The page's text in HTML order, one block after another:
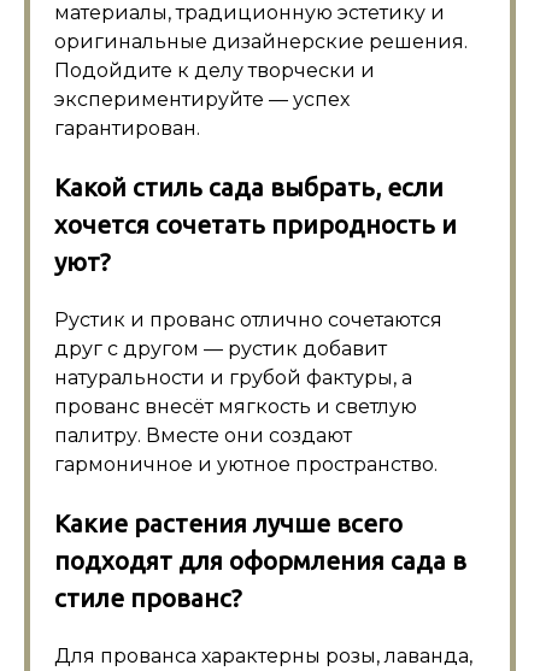
материалы, традиционную эстетику и
оригинальные дизайнерские решения.
Подойдите к делу творчески и
экспериментируйте — успех
гарантирован.
Какой стиль сада выбрать, если
хочется сочетать природность и
уют?
Рустик и прованс отлично сочетаются
друг с другом — рустик добавит
натуральности и грубой фактуры, а
прованс внесёт мягкость и светлую
палитру. Вместе они создают
гармоничное и уютное пространство.
Какие растения лучше всего
подходят для оформления сада в
стиле прованс?
Для прованса характерны розы, лаванда,